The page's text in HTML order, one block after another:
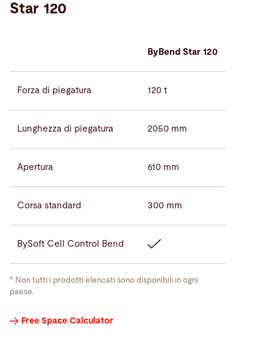
Star 120
ByBend Star 120
Forza di piegatura 120 t
Lunghezza di piegatura 2050 mm
Apertura 610 mm
Corsa standard 300 mm
BySoft Cell Control Bend
* Non tutti i prodotti elencati sono disponibili in ogni
paese.
Free Space Calculator
Utensili